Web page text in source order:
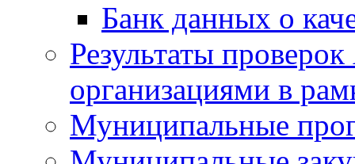
Банк данных о
Результаты
организациями в
Муниципальные